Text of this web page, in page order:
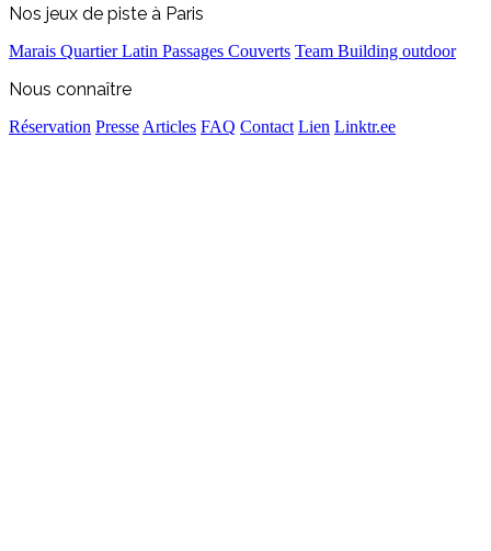
Nos jeux de piste à Paris
Marais Quartier Latin Passages Couverts Team Building outdoor
Nous connaître
Réservation PresseArticles FAQ Contact Lien Linktr.ee